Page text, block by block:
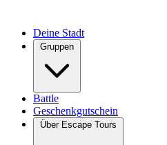
Deine Stadt
Gruppen
Battle
Geschenkgutschein
Über Escape Tours